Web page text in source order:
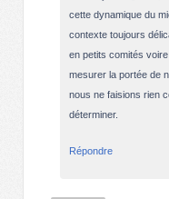
cette dynamique du
contexte toujours
en petits comités
mesurer la portée de
nous ne faisions rien
déterminer.
Répondre